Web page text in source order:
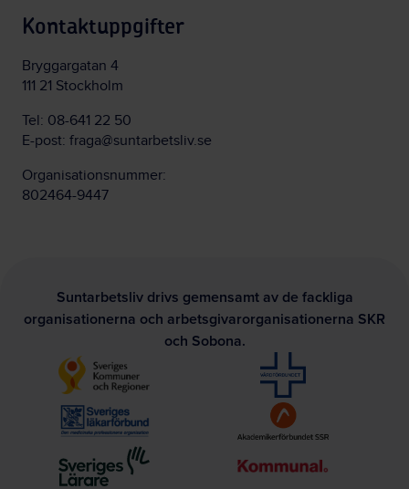
Kontaktuppgifter
Bryggargatan 4
111 21 Stockholm
Tel: 08-641 22 50
E-post: fraga@suntarbetsliv.se
Organisationsnummer:
802464-9447
Suntarbetsliv drivs gemensamt av de fackliga
organisationerna och arbetsgivarorganisationerna SKR
och Sobona.